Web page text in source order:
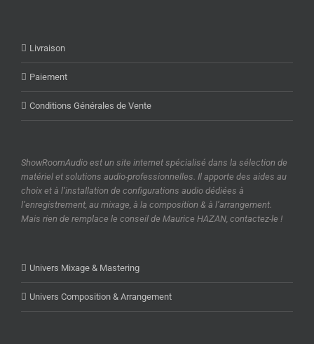
Livraison
Paiement
Conditions Générales de Vente
ShowRoomAudio est un site internet spécialisé dans la sélection de
matériel et solutions audio-professionnelles. Il apporte des aides au
choix et à l’installation de configurations audio dédiées à
l’enregistrement, au mixage, à la composition & à l’arrangement.
Mais rien de remplace le conseil de Maurice HAZAN, contactez-le !
Univers Mixage & Mastering
Univers Composition & Arrangement